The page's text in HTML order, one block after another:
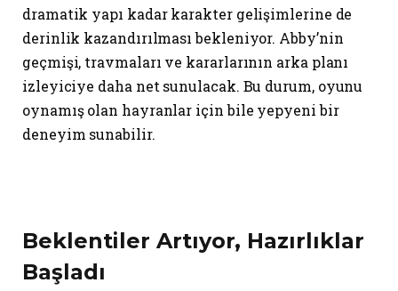
dramatik yapı kadar karakter gelişimlerine de
derinlik kazandırılması bekleniyor. Abby’nin
geçmişi, travmaları ve kararlarının arka planı
izleyiciye daha net sunulacak. Bu durum, oyunu
oynamış olan hayranlar için bile yepyeni bir
deneyim sunabilir.
Beklentiler Artıyor, Hazırlıklar
Başladı